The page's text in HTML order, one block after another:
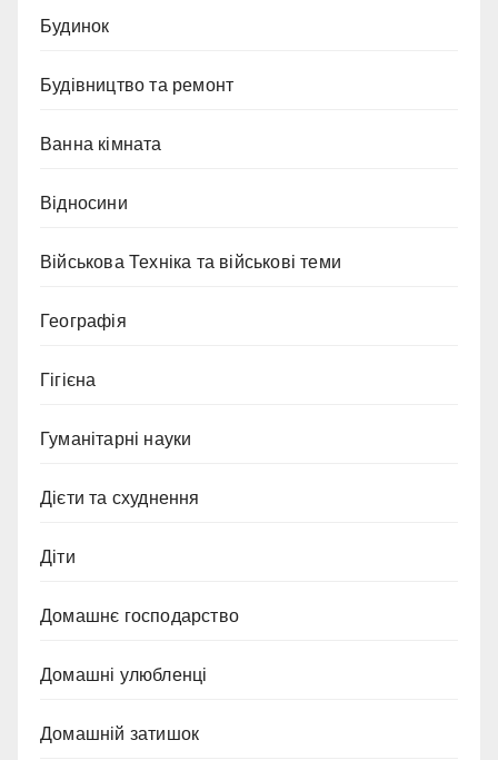
Будинок
Будівництво та ремонт
Ванна кімната
Відносини
Військова Техніка та військові теми
Географія
Гігієна
Гуманітарні науки
Дієти та схуднення
Діти
Домашнє господарство
Домашні улюбленці
Домашній затишок